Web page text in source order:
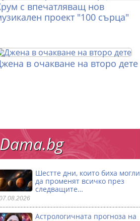
с впечатляващ нов
проект "100 сърца"
в очакване на второ дете
Шестте дни, които биха могли
да променят всичко през
следващите…
Астрологичната прогноза на